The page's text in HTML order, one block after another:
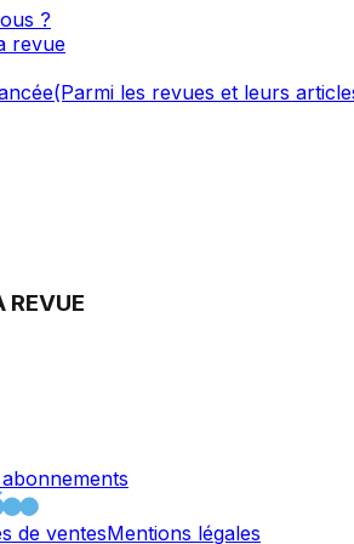
?
revue
(Parmi les revues et leurs
REVUE
de ventesMentions légales